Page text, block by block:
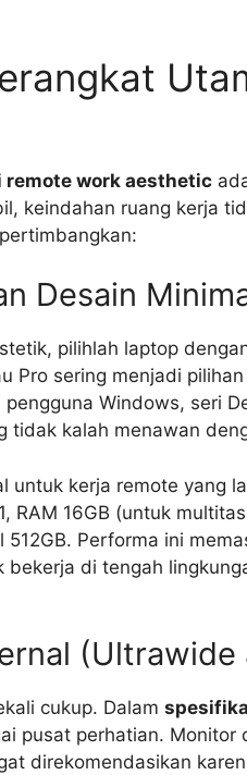
work aesthetic
keindahan ruang kerja
Desain
pilihlah laptop
Pro sering menjadi
Windows, seri
tidak kalah menawan
untuk kerja remote yang
RAM 16GB (untuk
512GB. Performa ini
bekerja di tengah
(Ultrawide
cukup. Dalam
pusat perhatian. Monitor
direkomendasikan